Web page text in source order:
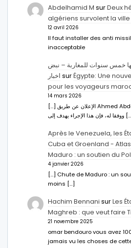
Abdelhamid M surDeux
algériens survolent la
12 avril 2026
Il faut installer des anti
inacceptable
خمس سنوات للمغاربة – نبض
اخبار surÉgypte: Une
pour les voyageurs
14 mars 2026
[…] الإعلان عن طريق Ahmed Abdel-Latifسفير مصر بالرباط.
يهدف إلى […]
Après le Venezuela, les
Cuba et Groenland -
Maduro : un soutien du
4 janvier 2026
[…] Chute de Maduro : un
moins […]
Hachim Bennani surLes
Maghreb : que veut faire
21 novembre 2025
omar bendouro vous avez
jamais vu les choses de